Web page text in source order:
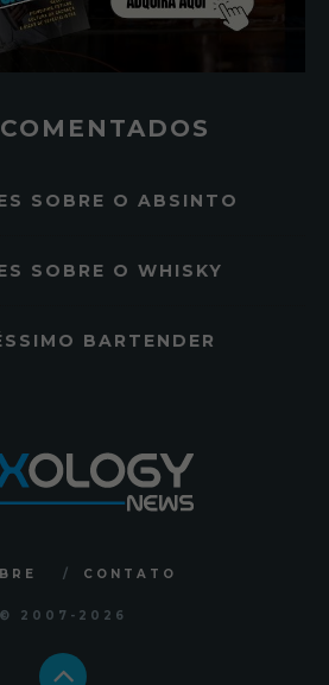
SOBRE O ABSINTO
SOBRE O WHISKY
BARTENDER
CONTATO
© 2007 -2026